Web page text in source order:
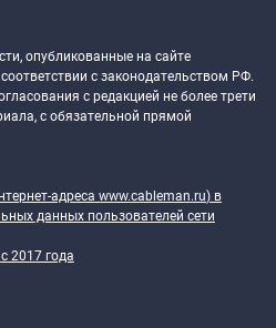
опубликованные на сайте
с законодательством РФ.
с редакцией не более трети
с обязательной прямой
адреса www.cableman.ru) в
данных пользователей сети
2017 года